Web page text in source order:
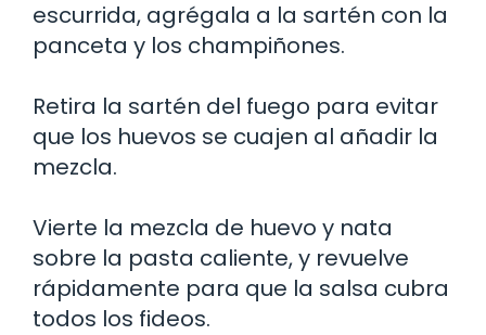
escurrida, agrégala a la sartén con la
panceta y los champiñones.
Retira la sartén del fuego para evitar
que los huevos se cuajen al añadir la
mezcla.
Vierte la mezcla de huevo y nata
sobre la pasta caliente, y revuelve
rápidamente para que la salsa cubra
todos los fideos.